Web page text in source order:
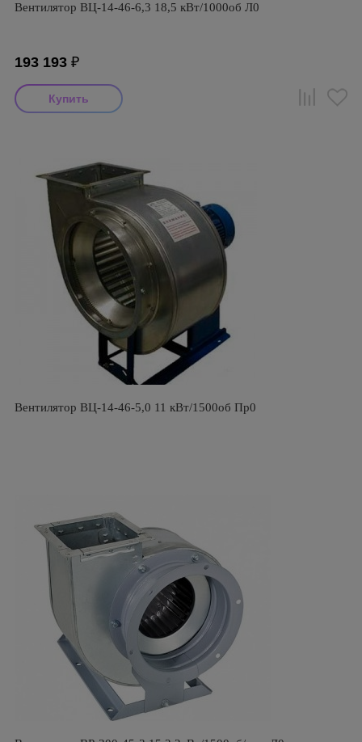
Вентилятор ВЦ-14-46-6,3 18,5 кВт/1000об Л0
193 193 ₽
Вентилятор ВЦ-14-46-5,0 11 кВт/1500об Пр0